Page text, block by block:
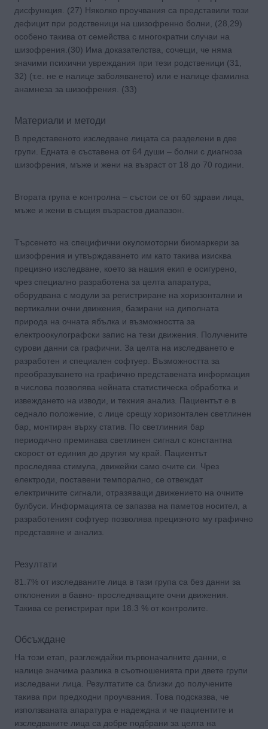
дисфункция. (27) Няколко проучвания са представили този
дефицит при родственици на шизофренно болни, (28,29)
особено такива от семейства с многократни случаи на
шизофрения.(30) Има доказателства, сочещи, че няма
значими психични увреждания при тези родственици (31,
32) (т.е. не е налице заболяването) или е налице фамилна
анамнеза за шизофрения. (33)
Материали и методи
В представеното изследване лицата са разделени в две
групи. Едната е съставена от 64 души – болни с диагноза
шизофрения, мъже и жени на възраст от 18 до 70 години.
Втората група е контролна – състои се от 60 здрави лица,
мъже и жени в същия възрастов диапазон.
Търсенето на специфични окуломоторни биомаркери за
шизофрения и утвърждаването им като такива изисква
прецизно изследване, което за нашия екип е осигурено,
чрез специално разработена за целта апаратура,
оборудвана с модули за регистриране на хоризонтални и
вертикални очни движения, базирани на диполната
природа на очната ябълка и възможността за
електроокулографски запис на тези движения. Получените
сурови данни са графични. За целта на изследването е
разработен и специален софтуер. Възможността за
преобразуването на графично представената информация
в числова позволява нейната статистическа обработка и
извеждането на изводи, и техния анализ. Пациентът е в
седнало положение, с лице срещу хоризонтален светлинен
бар, монтиран върху статив. По светлинния бар
периодично преминава светлинен сигнал с константна
скорост от единия до другия му край. Пациентът
проследява стимула, движейки само очите си. Чрез
електроди, поставени темпорално, се отвеждат
електричните сигнали, отразяващи движението на очните
булбуси. Информацията се запазва на паметов носител, а
разработеният софтуер позволява прецизното му графично
представяне и анализ.
Резултати
81.7% от изследваните лица в тази група са без данни за
отклонения в бавно- проследяващите очни движения.
Такива се регистрират при 18.3 % от контролите.
Обсъждане
На този етап, разглеждайки първоначалните данни, е
налице значима разлика в съотношенията при двете групи
изследвани лица. Резултатите са близки до получените
такива при предходни проучвания. Това подсказва, че
използваната апаратура е надеждна и че пациентите и
изследваните лица са добре подбрани за целта на